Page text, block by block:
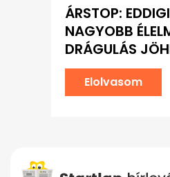
ÁRSTOP:
NAGYOBB
DRÁGULÁS
Elolvasom